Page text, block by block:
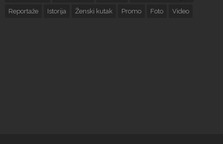
Reportaže Istorija Ženski kutak Promo Foto Video